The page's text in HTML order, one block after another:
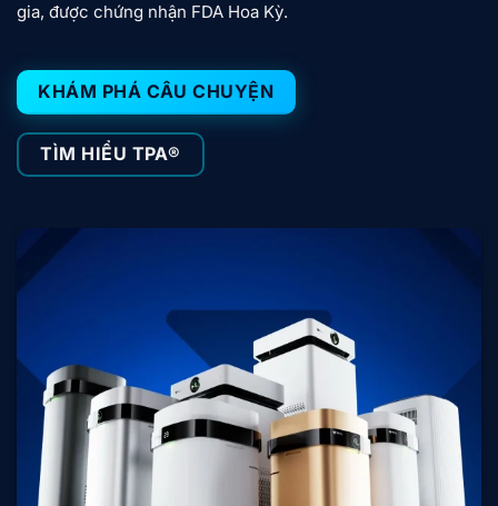
gia, được chứng nhận FDA Hoa Kỳ.
KHÁM PHÁ CÂU CHUYỆN
TÌM HIỂU TPA®